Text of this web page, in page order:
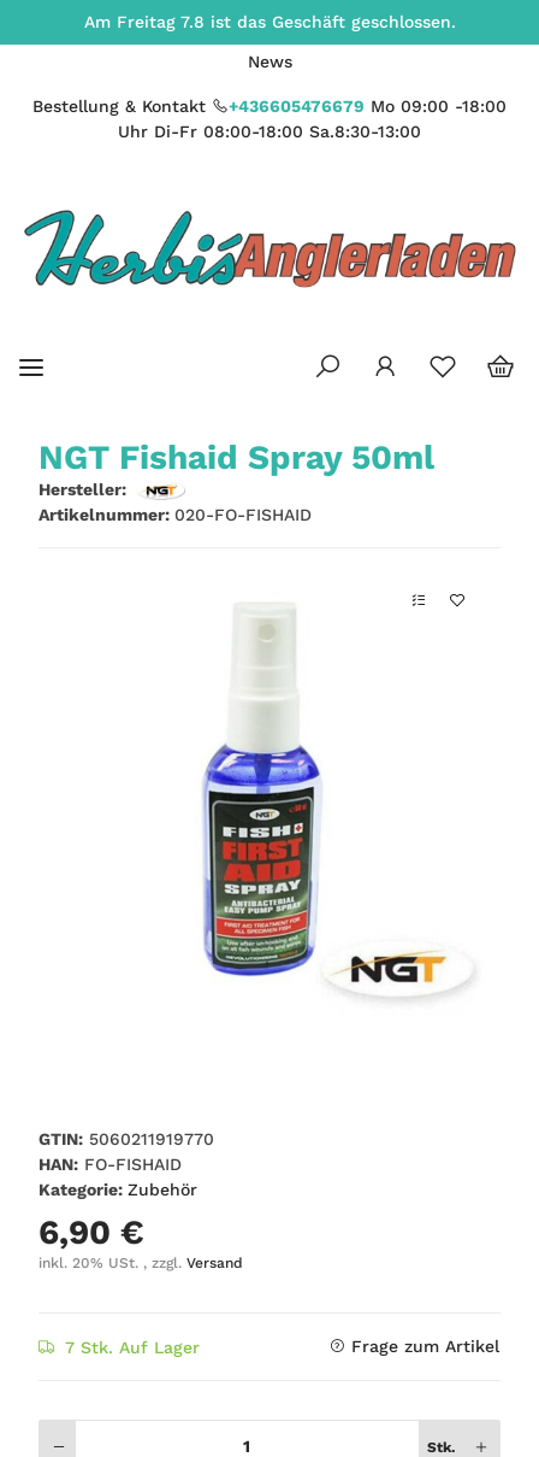
Am Freitag 7.8 ist das Geschäft geschlossen.
News
Bestellung & Kontakt +436605476679 Mo 09:00 -18:00
Uhr Di-Fr 08:00-18:00 Sa.8:30-13:00
NGT Fishaid Spray 50ml
Hersteller:
Artikelnummer: 020-FO-FISHAID
GTIN: 5060211919770
HAN: FO-FISHAID
Kategorie: Zubehör
6,90 €
inkl. 20% USt. , zzgl. Versand
7 Stk. Auf Lager Frage zum Artikel
Stk.